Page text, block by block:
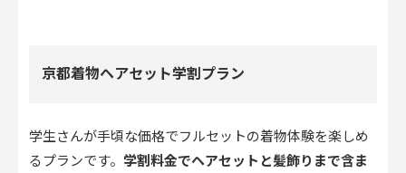
京都着物ヘアセット学割プラン
学生さんが手頃な価格でフルセットの着物体験を楽しめ
るプランです。 学割料金でヘアセットと髪飾りまで含ま